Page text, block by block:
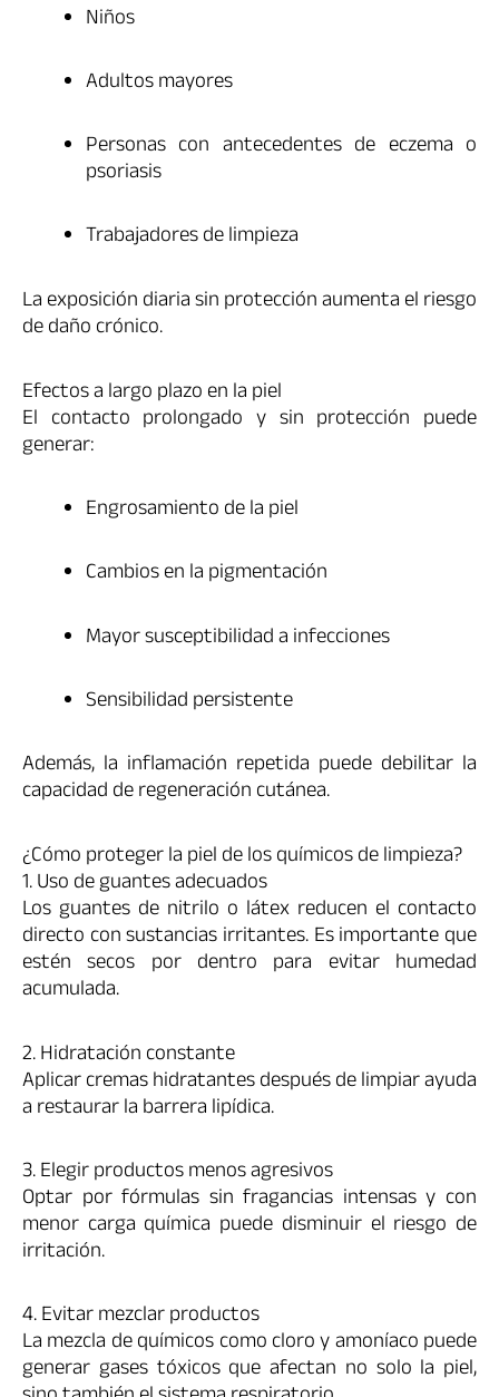
Niños
Adultos mayores
Personas con antecedentes de eczema o
psoriasis
Trabajadores de limpieza
La exposición diaria sin protección aumenta el riesgo
de daño crónico.
Efectos a largo plazo en la piel
El contacto prolongado y sin protección puede
generar:
Engrosamiento de la piel
Cambios en la pigmentación
Mayor susceptibilidad a infecciones
Sensibilidad persistente
Además, la inflamación repetida puede debilitar la
capacidad de regeneración cutánea.
¿Cómo proteger la piel de los químicos de limpieza?
1. Uso de guantes adecuados
Los guantes de nitrilo o látex reducen el contacto
directo con sustancias irritantes. Es importante que
estén secos por dentro para evitar humedad
acumulada.
2. Hidratación constante
Aplicar cremas hidratantes después de limpiar ayuda
a restaurar la barrera lipídica.
3. Elegir productos menos agresivos
Optar por fórmulas sin fragancias intensas y con
menor carga química puede disminuir el riesgo de
irritación.
4. Evitar mezclar productos
La mezcla de químicos como cloro y amoníaco puede
generar gases tóxicos que afectan no solo la piel,